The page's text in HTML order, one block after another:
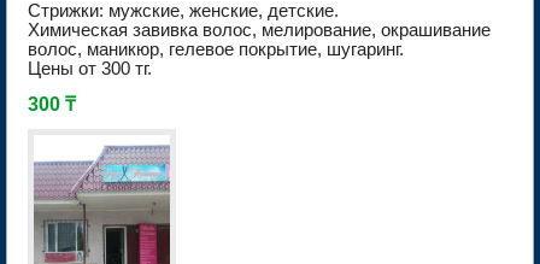
Стрижки: мужские, женские, детские.
Химическая завивка волос, мелирование, окрашивание
волос, маникюр, гелевое покрытие, шугаринг.
Цены от 300 тг.
300 ₸